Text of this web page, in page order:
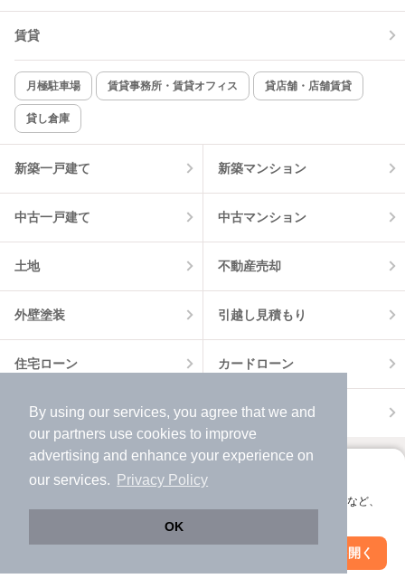
By using our services, you agree that we and
our partners use cookies to improve
advertising and enhance your experience on
our services.
Privacy Policy
OK
アプリに切り替えて、サクサクお部屋探し
会員登録なしですぐ使える。マップ検索やお気に入り保存など、
アプリを開く
絞り込み条件を変更
新着のみ インターネット無料
該当件数:
16
物件一覧に反映
賃貸
月極駐車場 賃貸事務所・賃貸オフィス 貸店舗・店舗賃貸
貸し倉庫
新築一戸建て 新築マンション
中古一戸建て 中古マンション
土地 不動産売却
外壁塗装 引越し見積もり
住宅ローン カードローン
不動産会社情報 マンション情報